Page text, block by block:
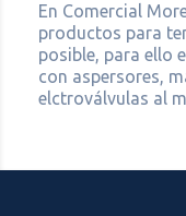
En Comercial
productos para
posible, para ello
con aspersores,
elctroválvulas al